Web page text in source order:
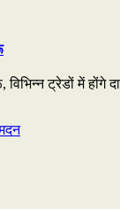
ट्रेडों में होंगे